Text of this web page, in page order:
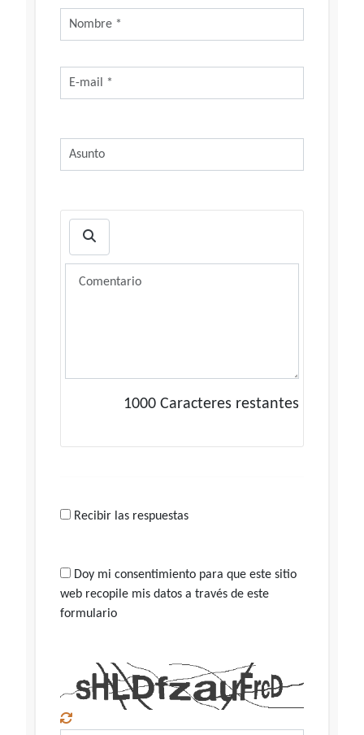
1000 Caracteres restantes
Recibir las respuestas
Doy mi consentimiento para que este sitio
web recopile mis datos a través de este
formulario